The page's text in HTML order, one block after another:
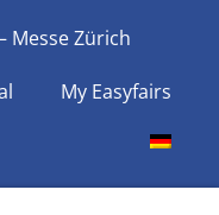
Messe Zürich
My Easyfairs